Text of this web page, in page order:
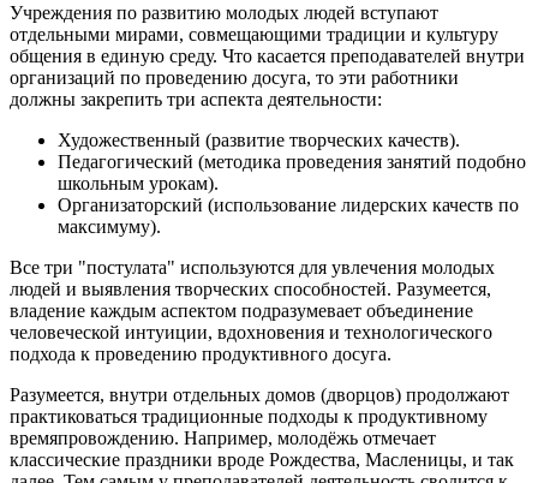
Учреждения по развитию молодых людей вступают
отдельными мирами, совмещающими традиции и культуру
общения в единую среду. Что касается преподавателей внутри
организаций по проведению досуга, то эти работники
должны закрепить три аспекта деятельности:
Художественный (развитие творческих качеств).
Педагогический (методика проведения занятий подобно
школьным урокам).
Организаторский (использование лидерских качеств по
максимуму).
Все три "постулата" используются для увлечения молодых
людей и выявления творческих способностей. Разумеется,
владение каждым аспектом подразумевает объединение
человеческой интуиции, вдохновения и технологического
подхода к проведению продуктивного досуга.
Разумеется, внутри отдельных домов (дворцов) продолжают
практиковаться традиционные подходы к продуктивному
времяпровождению. Например, молодёжь отмечает
классические праздники вроде Рождества, Масленицы, и так